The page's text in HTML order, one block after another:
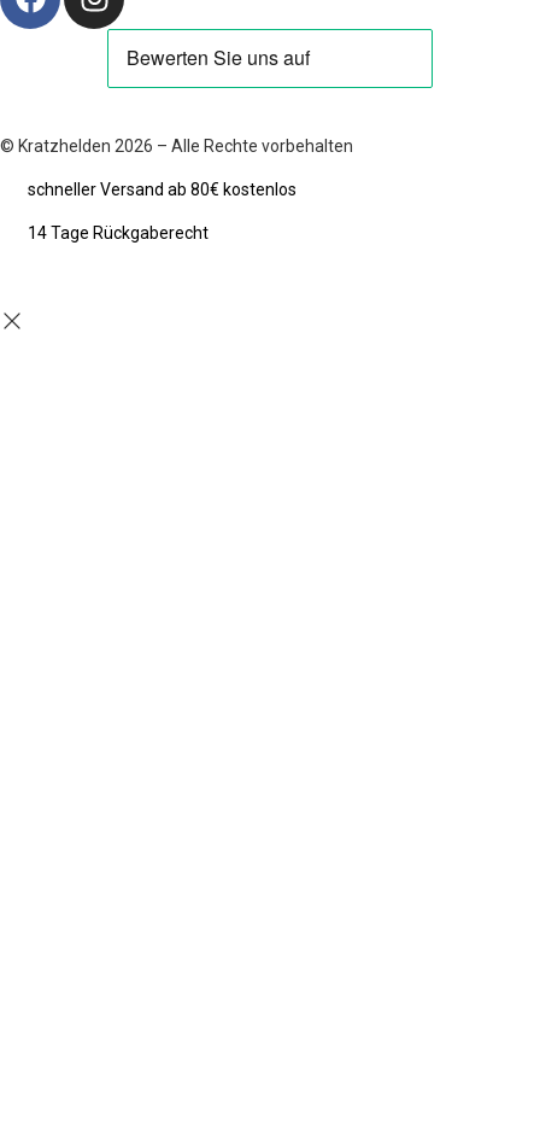
© Kratzhelden 2026 – Alle Rechte vorbehalten
schneller Versand ab 80€ kostenlos
14 Tage Rückgaberecht